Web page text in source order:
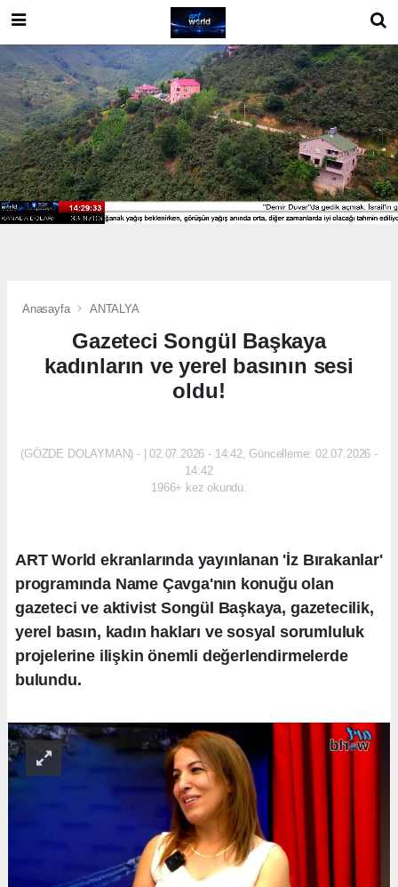
Anasayfa ANTALYA
Gazeteci Songül Başkaya
kadınların ve yerel basının sesi
oldu!
(GÖZDE DOLAYMAN) - | 02.07.2026 - 14:42, Güncelleme: 02.07.2026 -
14:42
1966+ kez okundu.
ART World ekranlarında yayınlanan 'İz Bırakanlar'
programında Name Çavga'nın konuğu olan
gazeteci ve aktivist Songül Başkaya, gazetecilik,
yerel basın, kadın hakları ve sosyal sorumluluk
projelerine ilişkin önemli değerlendirmelerde
bulundu.